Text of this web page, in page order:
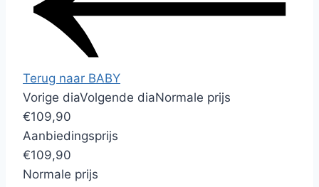
Terug naar BABY
Vorige diaVolgende diaNormale prijs
€109,90
Aanbiedingsprijs
€109,90
Normale prijs